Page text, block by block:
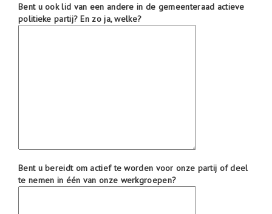
Bent u ook lid van een andere in de gemeenteraad actieve
politieke partij? En zo ja, welke?
Bent u bereidt om actief te worden voor onze partij of deel
te nemen in één van onze werkgroepen?